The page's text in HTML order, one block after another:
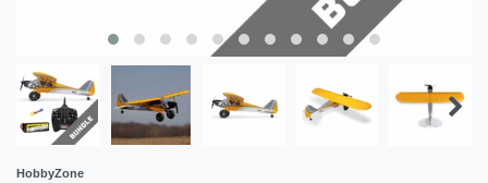
HobbyZone